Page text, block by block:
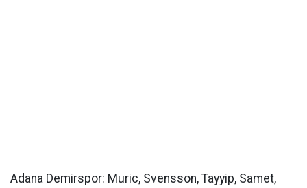
Adana Demirspor: Muric, Svensson, Tayyip, Samet,